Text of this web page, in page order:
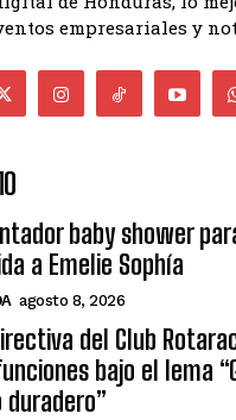
empresariales y
baby shower
a Emelie Sophía
agosto 8, 2026
del Club
bajo el lema